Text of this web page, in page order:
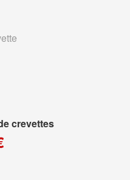
crevettes